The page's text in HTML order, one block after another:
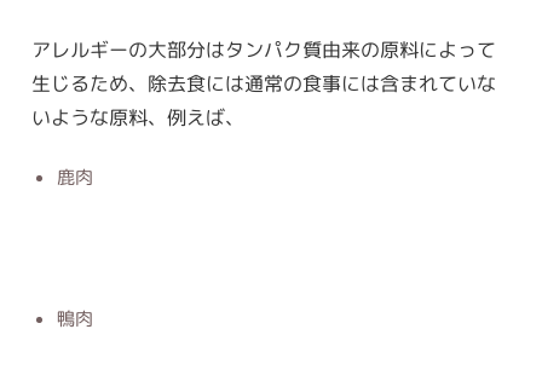
アレルギーの大部分はタンパク質由来の原料によって
生じるため、除去食には通常の食事には含まれていな
いような原料、例えば、
鹿肉
鴨肉